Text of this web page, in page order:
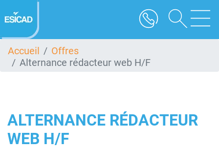
au
contenu
Accueil
Offres
Alternance rédacteur web H/F
ALTERNANCE RÉDACTEUR
WEB H/F